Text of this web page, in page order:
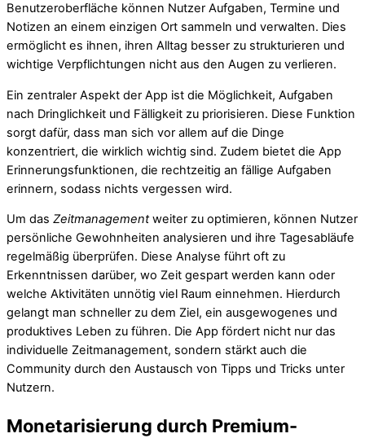
Benutzeroberfläche können Nutzer Aufgaben, Termine und
Notizen an einem einzigen Ort sammeln und verwalten. Dies
ermöglicht es ihnen, ihren Alltag besser zu strukturieren und
wichtige Verpflichtungen nicht aus den Augen zu verlieren.
Ein zentraler Aspekt der App ist die Möglichkeit, Aufgaben
nach Dringlichkeit und Fälligkeit zu priorisieren. Diese Funktion
sorgt dafür, dass man sich vor allem auf die Dinge
konzentriert, die wirklich wichtig sind. Zudem bietet die App
Erinnerungsfunktionen, die rechtzeitig an fällige Aufgaben
erinnern, sodass nichts vergessen wird.
Um das Zeitmanagementweiter zu optimieren, können Nutzer
persönliche Gewohnheiten analysieren und ihre Tagesabläufe
regelmäßig überprüfen. Diese Analyse führt oft zu
Erkenntnissen darüber, wo Zeit gespart werden kann oder
welche Aktivitäten unnötig viel Raum einnehmen. Hierdurch
gelangt man schneller zu dem Ziel, ein ausgewogenes und
produktives Leben zu führen. Die App fördert nicht nur das
individuelle Zeitmanagement, sondern stärkt auch die
Community durch den Austausch von Tipps und Tricks unter
Nutzern.
Monetarisierung durch Premium-